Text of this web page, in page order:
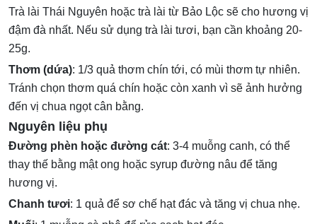
Trà lài Thái Nguyên hoặc trà lài từ Bảo Lộc sẽ cho hương vị
đậm đà nhất. Nếu sử dụng trà lài tươi, bạn cần khoảng 20-
25g.
Thơm (dứa): 1/3 quả thơm chín tới, có mùi thơm tự nhiên.
Tránh chọn thơm quá chín hoặc còn xanh vì sẽ ảnh hưởng
đến vị chua ngọt cân bằng.
Nguyên liệu phụ
Đường phèn hoặc đường cát: 3-4 muỗng canh, có thể
thay thế bằng mật ong hoặc syrup đường nâu để tăng
hương vị.
Chanh tươi: 1 quả để sơ chế hạt đác và tăng vị chua nhẹ.